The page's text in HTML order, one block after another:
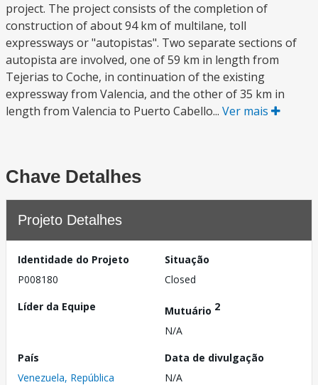
project. The project consists of the completion of
construction of about 94 km of multilane, toll
expressways or "autopistas". Two separate sections of
autopista are involved, one of 59 km in length from
Tejerias to Coche, in continuation of the existing
expressway from Valencia, and the other of 35 km in
length from Valencia to Puerto Cabello... Ver mais
Chave Detalhes
Projeto Detalhes
Identidade do Projeto
P008180
Situação
Closed
Líder da Equipe
Mutuário 2
N/A
País
Venezuela, República
Data de divulgação
N/A